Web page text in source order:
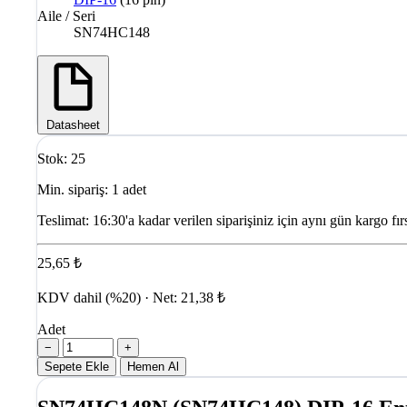
Aile / Seri
SN74HC148
Datasheet
Stok: 25
Min. sipariş: 1 adet
Teslimat: 16:30'a kadar verilen siparişiniz için aynı gün kargo
25,65 ₺
KDV dahil (%20) · Net: 21,38 ₺
Adet
−
+
Sepete Ekle
Hemen Al